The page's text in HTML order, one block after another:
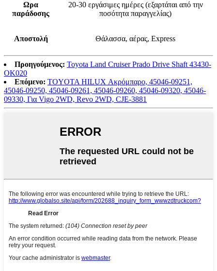
Ωρα
παράδοσης
20-30 εργάσιμες ημέρες (εξαρτάται από την
ποσότητα παραγγελίας)
Αποστολή Θάλασσα, αέρας, Express
Προηγούμενος: Toyota Land Cruiser Prado Drive Shaft 43430-
ΟΚ020
Επόμενο: TOYOTA HILUX Ακρόμπαρο, 45046-09251,
45046-09250, 45046-09261, 45046-09260, 45046-09320, 45046-
09330, Για Vigo 2WD, Revo 2WD, CJE-3881